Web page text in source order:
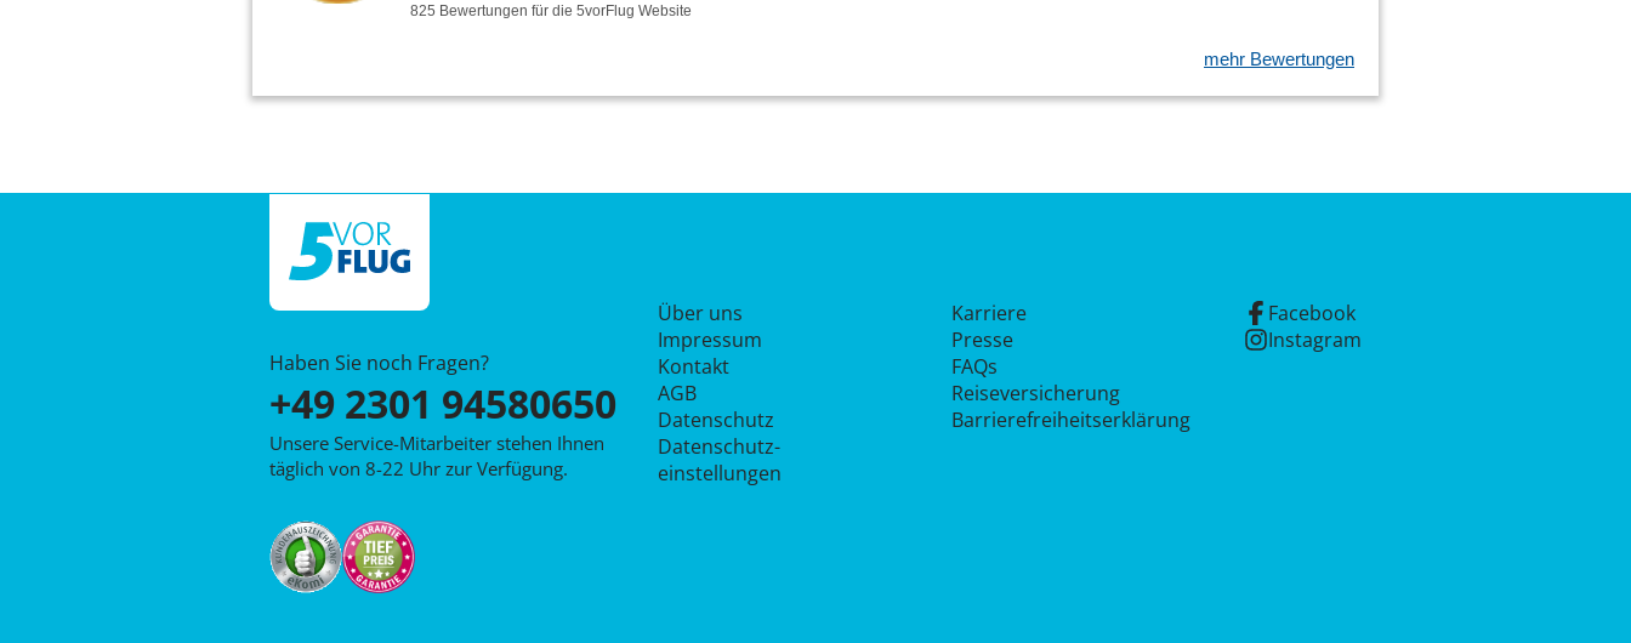
825 Bewertungen für die 5vorFlug Website
mehr Bewertungen
Haben Sie noch Fragen?
+49 2301 94580650
Unsere Service-Mitarbeiter stehen Ihnen
täglich von 8-22 Uhr zur Verfügung.
Über uns
Impressum
Kontakt
AGB
Datenschutz
Datenschutz­
einstellungen
Karriere
Presse
FAQs
Reiseversicherung
Barrierefreiheitserklärung
Facebook
Instagram